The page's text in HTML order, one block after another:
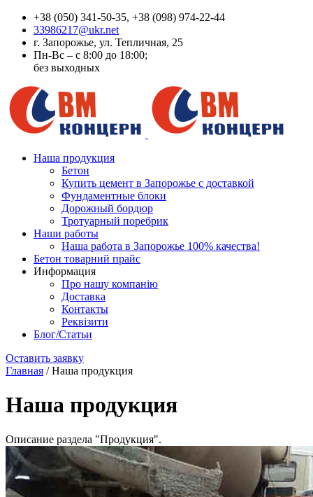
+38 (050) 341-50-35, +38 (098) 974-22-44
33986217@ukr.net
г. Запорожье, ул. Тепличная, 25
Пн-Вс – с 8:00 до 18:00;
без выходных
Наша продукция
Бетон
Купить цемент в Запорожье с доставкой
Фундаментные блоки
Дорожный бордюр
Тротуарный поребрик
Наши работы
Наша работа в Запорожье 100% качества!
Бетон товарний прайс
Информация
Про нашу компанію
Доставка
Контакты
Реквізити
Блог/Статьи
Оставить заявку
Главная /Наша продукция
Наша продукция
Описание раздела "Продукция".